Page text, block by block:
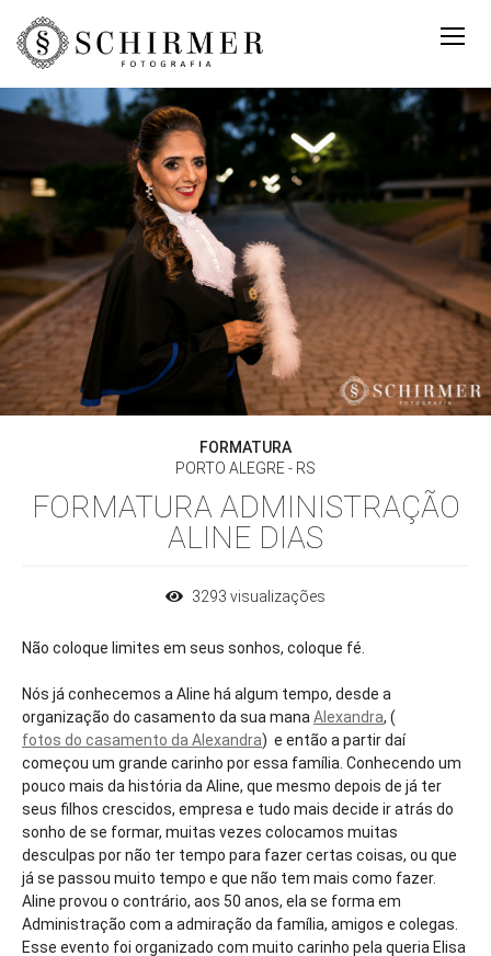
FORMATURA
PORTO ALEGRE - RS
FORMATURA ADMINISTRAÇÃO
ALINE DIAS
3293 visualizações
Não coloque limites em seus sonhos, coloque fé.
Nós já conhecemos a Aline há algum tempo, desde a
organização do casamento da sua mana Alexandra, (
fotos do casamento da Alexandra) e então a partir daí
começou um grande carinho por essa família. Conhecendo um
pouco mais da história da Aline, que mesmo depois de já ter
seus filhos crescidos, empresa e tudo mais decide ir atrás do
sonho de se formar, muitas vezes colocamos muitas
desculpas por não ter tempo para fazer certas coisas, ou que
já se passou muito tempo e que não tem mais como fazer.
Aline provou o contrário, aos 50 anos, ela se forma em
Administração com a admiração da família, amigos e colegas.
Esse evento foi organizado com muito carinho pela queria Elisa